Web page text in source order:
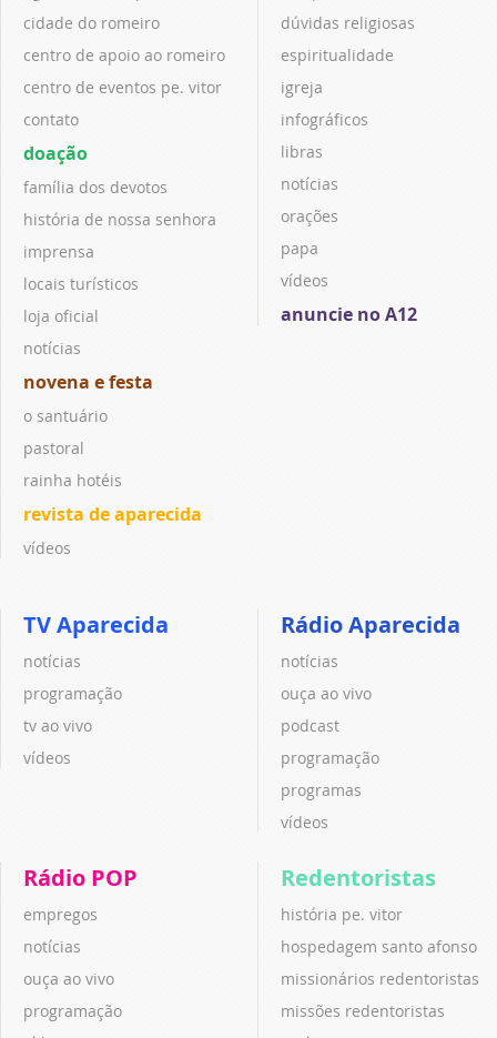
cidade do romeiro
centro de apoio ao romeiro
centro de eventos pe. vitor
contato
doação
família dos devotos
história de nossa senhora
imprensa
locais turísticos
loja oficial
notícias
novena e festa
o santuário
pastoral
rainha hotéis
revista de aparecida
vídeos
dúvidas religiosas
espiritualidade
igreja
infográficos
libras
notícias
orações
papa
vídeos
anuncie no A12
TV Aparecida
notícias
programação
tv ao vivo
vídeos
Rádio Aparecida
notícias
ouça ao vivo
podcast
programação
programas
vídeos
Rádio POP
empregos
notícias
ouça ao vivo
programação
Redentoristas
história pe. vitor
hospedagem santo afonso
missionários redentoristas
missões redentoristas